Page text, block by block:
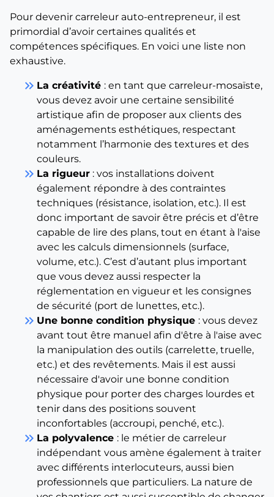
Pour devenir carreleur auto-entrepreneur, il est
primordial d’avoir certaines qualités et
compétences spécifiques. En voici une liste non
exhaustive.
keyboard_double_arrow_right La créativité : en tant que carreleur-mosaïste,
vous devez avoir une certaine sensibilité
artistique afin de proposer aux clients des
aménagements esthétiques, respectant
notamment l’harmonie des textures et des
couleurs.
keyboard_double_arrow_right La rigueur : vos installations doivent
également répondre à des contraintes
techniques (résistance, isolation, etc.). Il est
donc important de savoir être précis et d’être
capable de lire des plans, tout en étant à l'aise
avec les calculs dimensionnels (surface,
volume, etc.). C’est d’autant plus important
que vous devez aussi respecter la
réglementation en vigueur et les consignes
de sécurité (port de lunettes, etc.).
keyboard_double_arrow_right Une bonne condition physique : vous devez
avant tout être manuel afin d'être à l'aise avec
la manipulation des outils (carrelette, truelle,
etc.) et des revêtements. Mais il est aussi
nécessaire d'avoir une bonne condition
physique pour porter des charges lourdes et
tenir dans des positions souvent
inconfortables (accroupi, penché, etc.).
keyboard_double_arrow_right La polyvalence : le métier de carreleur
indépendant vous amène également à traiter
avec différents interlocuteurs, aussi bien
professionnels que particuliers. La nature de